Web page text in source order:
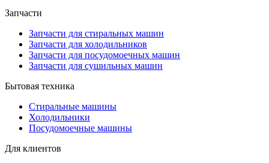
Запчасти
Запчасти для стиральных машин
Запчасти для холодильников
Запчасти для посудомоечных машин
Запчасти для сушильных машин
Бытовая техника
Стиральные машины
Холодильники
Посудомоечные машины
Для клиентов